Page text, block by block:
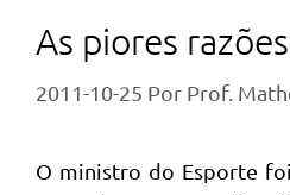
As piores razões
2011-10-25 Por Prof.
O ministro do Esporte